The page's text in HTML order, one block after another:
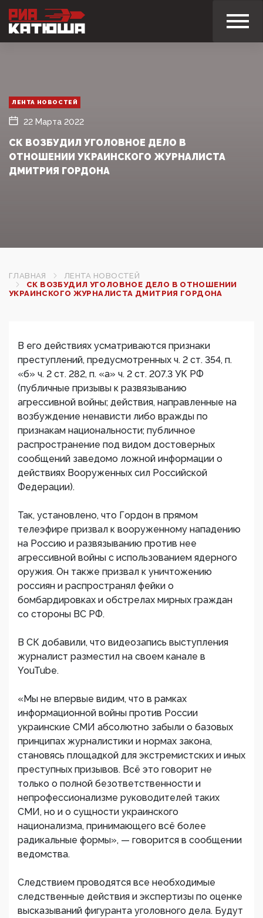
ЛЕНТА НОВОСТЕЙ
22 Марта 2022
СК ВОЗБУДИЛ УГОЛОВНОЕ ДЕЛО В
ОТНОШЕНИИ УКРАИНСКОГО ЖУРНАЛИСТА
ДМИТРИЯ ГОРДОНА
ГЛАВНАЯ
ЛЕНТА НОВОСТЕЙ
СК ВОЗБУДИЛ УГОЛОВНОЕ ДЕЛО В ОТНОШЕНИИ
УКРАИНСКОГО ЖУРНАЛИСТА ДМИТРИЯ ГОРДОНА
В его действиях усматриваются признаки
преступлений, предусмотренных ч. 2 ст. 354, п.
«б» ч. 2 ст. 282, п. «а» ч. 2 ст. 207.3 УК РФ
(публичные призывы к развязыванию
агрессивной войны; действия, направленные на
возбуждение ненависти либо вражды по
признакам национальности; публичное
распространение под видом достоверных
сообщений заведомо ложной информации о
действиях Вооруженных сил Российской
Федерации).
Так, установлено, что Гордон в прямом
телеэфире призвал к вооруженному нападению
на Россию и развязыванию против нее
агрессивной войны с использованием ядерного
оружия. Он также призвал к уничтожению
россиян и распространял фейки о
бомбардировках и обстрелах мирных граждан
со стороны ВС РФ.
В СК добавили, что видеозапись выступления
журналист разместил на своем канале в
YouTube.
«Мы не впервые видим, что в рамках
информационной войны против России
украинские СМИ абсолютно забыли о базовых
принципах журналистики и нормах закона,
становясь площадкой для экстремистских и иных
преступных призывов. Всё это говорит не
только о полной безответственности и
непрофессионализме руководителей таких
СМИ, но и о сущности украинского
национализма, принимающего всё более
радикальные формы», — говорится в сообщении
ведомства.
Следствием проводятся все необходимые
следственные действия и экспертизы по оценке
высказываний фигуранта уголовного дела. Будут